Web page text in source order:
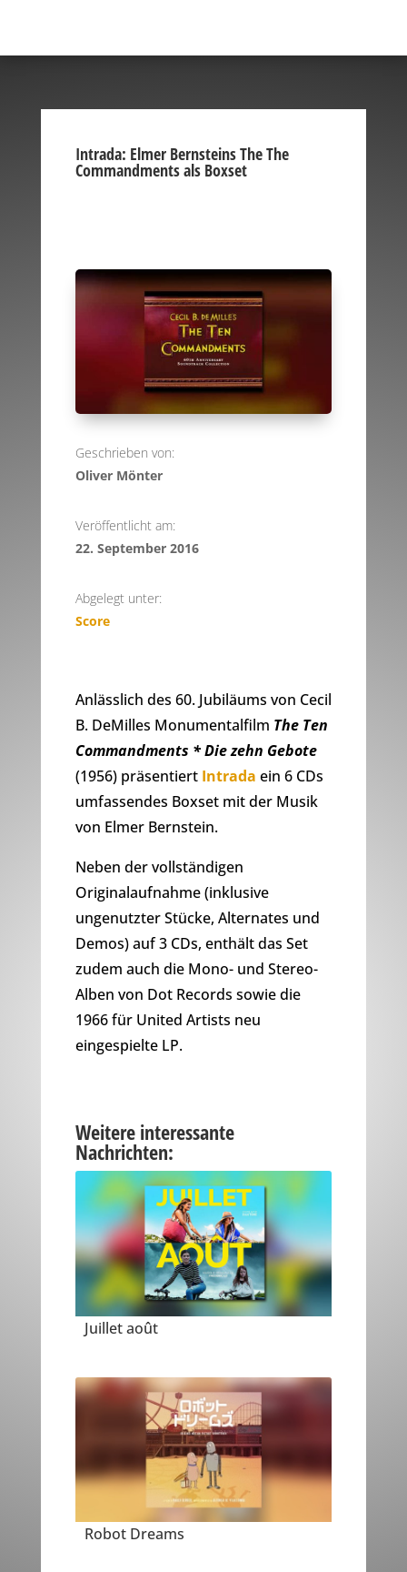
Intrada: Elmer Bernsteins The The
Commandments als Boxset
Geschrieben von:
Oliver Mönter
Veröffentlicht am:
22. September 2016
Abgelegt unter:
Score
Anlässlich des 60. Jubiläums von Cecil
B. DeMilles Monumentalfilm The Ten
Commandments * Die zehn Gebote
(1956) präsentiert Intrada ein 6 CDs
umfassendes Boxset mit der Musik
von Elmer Bernstein.
Neben der vollständigen
Originalaufnahme (inklusive
ungenutzter Stücke, Alternates und
Demos) auf 3 CDs, enthält das Set
zudem auch die Mono- und Stereo-
Alben von Dot Records sowie die
1966 für United Artists neu
eingespielte LP.
Weitere interessante
Nachrichten:
Juillet août
Robot Dreams